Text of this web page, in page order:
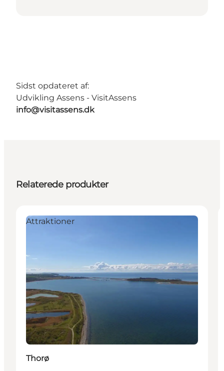
Sidst opdateret af:
Udvikling Assens - VisitAssens
info@visitassens.dk
Relaterede produkter
Attraktioner
Thorø